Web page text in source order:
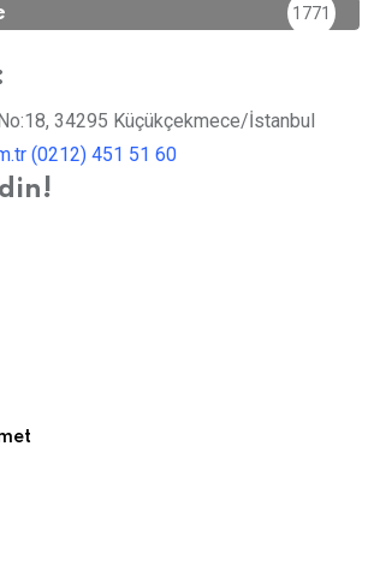
1771
34295 Küçükçekmece/İstanbul
(0212) 451 51 60